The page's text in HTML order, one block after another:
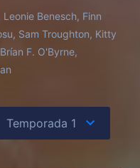
Benesch, Finn
Sam Troughton, Kitty
F. O'Byrne,